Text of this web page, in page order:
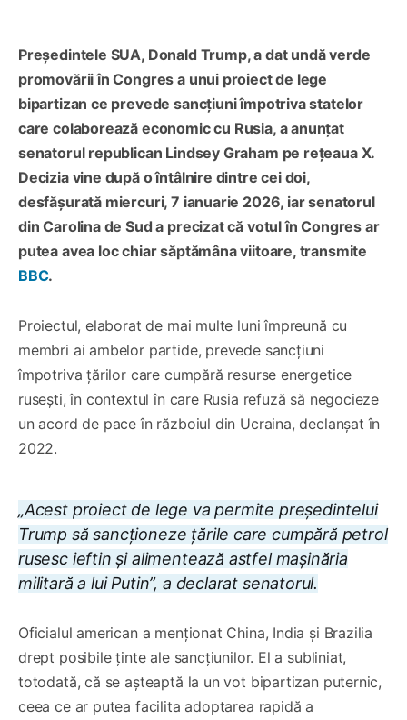
Președintele SUA, Donald Trump, a dat undă verde
promovării în Congres a unui proiect de lege
bipartizan ce prevede sancțiuni împotriva statelor
care colaborează economic cu Rusia, a anunțat
senatorul republican Lindsey Graham pe rețeaua X.
Decizia vine după o întâlnire dintre cei doi,
desfășurată miercuri, 7 ianuarie 2026, iar senatorul
din Carolina de Sud a precizat că votul în Congres ar
putea avea loc chiar săptămâna viitoare, transmite
BBC.
Proiectul, elaborat de mai multe luni împreună cu
membri ai ambelor partide, prevede sancțiuni
împotriva țărilor care cumpără resurse energetice
rusești, în contextul în care Rusia refuză să negocieze
un acord de pace în războiul din Ucraina, declanșat în
2022.
„Acest proiect de lege va permite președintelui
Trump să sancționeze țările care cumpără petrol
rusesc ieftin și alimentează astfel mașinăria
militară a lui Putin”, a declarat senatorul.
Oficialul american a menționat China, India și Brazilia
drept posibile ținte ale sancțiunilor. El a subliniat,
totodată, că se așteaptă la un vot bipartizan puternic,
ceea ce ar putea facilita adoptarea rapidă a